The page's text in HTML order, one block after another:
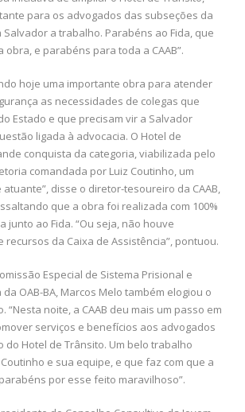
para os advogados das subseções da
Salvador a trabalho. Parabéns ao Fida, que
e parabéns para toda a CAAB”.
hoje uma importante obra para atender
as necessidades de colegas que
Estado e que precisam vir a Salvador
ligada à advocacia. O Hotel de
conquista da categoria, viabilizada pelo
comandada por Luiz Coutinho, um
disse o diretor-tesoureiro da CAAB,
que a obra foi realizada com 100%
junto ao Fida. “Ou seja, não houve
recursos da Caixa de Assistência”, pontuou.
Especial de Sistema Prisional e
OAB-BA, Marcos Melo também elogiou o
“Nesta noite, a CAAB deu mais um passo em
serviços e benefícios aos advogados
do Hotel de Trânsito. Um belo trabalho
e sua equipe, e que faz com que a
por esse feito maravilhoso”.